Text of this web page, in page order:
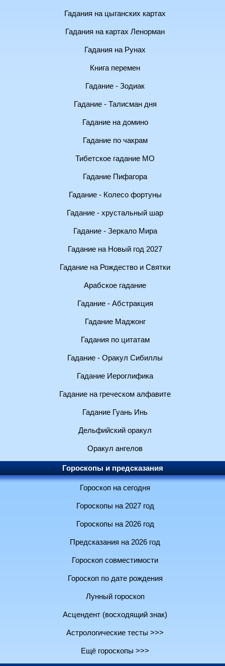
Гадания на цыганских картах
Гадания на картах Ленорман
Гадания на Рунах
Книга перемен
Гадание - Зодиак
Гадание - Талисман дня
Гадание на домино
Гадание по чакрам
Тибетское гадание МО
Гадание Пифагора
Гадание - Колесо фортуны
Гадание - хрустальный шар
Гадание - Зеркало Мира
Гадание на Новый год 2027
Гадание на Рождество и Святки
Арабское гадание
Гадание - Абстракция
Гадание Маджонг
Гадания по цитатам
Гадание - Оракул Сибиллы
Гадание Иероглифика
Гадание на греческом алфавите
Гадание Гуань Инь
Дельфийский оракул
Оракул ангелов
Гороскопы и предсказания
Гороскоп на сегодня
Гороскопы на 2027 год
Гороскопы на 2026 год
Предсказания на 2026 год
Гороскоп совместимости
Гороскоп по дате рождения
Лунный гороскоп
Асцендент (восходящий знак)
Астрологические тесты >>>
Ещё гороскопы >>>